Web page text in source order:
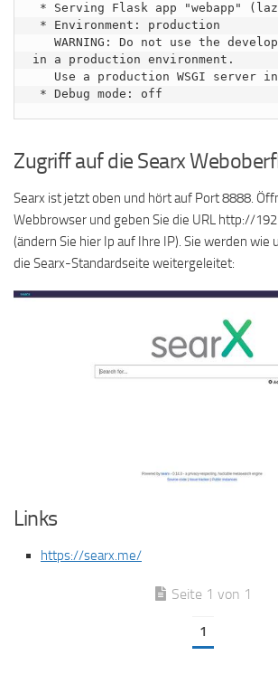
in a production environment.
Zugriff auf die Searx
Searx ist jetzt oben und hört auf Port 8888.
Webbrowser und geben Sie die URL http://
(ändern Sie hier Ip auf Ihre IP). Sie werden wie
die Searx-Standardseite weitergeleitet:
Links
https://searx.me/
Seite 1 von 1
1